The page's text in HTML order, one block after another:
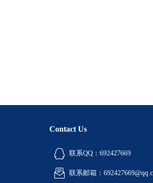
Contact Us
联系QQ：692427669
联系邮箱：